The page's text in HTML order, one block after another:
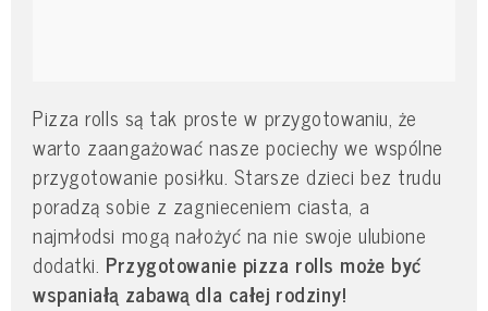
Pizza rolls są tak proste w przygotowaniu, że
warto zaangażować nasze pociechy we wspólne
przygotowanie posiłku. Starsze dzieci bez trudu
poradzą sobie z zagnieceniem ciasta, a
najmłodsi mogą nałożyć na nie swoje ulubione
dodatki. Przygotowanie pizza rolls może być
wspaniałą zabawą dla całej rodziny!